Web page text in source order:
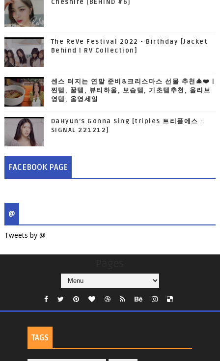
Cheshire [BEHIND #6]
The ReVe Festival 2022 - Birthday [Jacket
Behind I RV Collection]
센스 터지는 연말 준비&크리스마스 선물 추천🎄❤️ |
찐템, 꿀템, 뷰티하울, 보습템, 기초템추천, 올리브
영템, 올영세일
DaHyun’s Gonna Sing [tripleS 트리플에스 :
SIGNAL 221212]
FACEBOOK PAGE
@
Tweets by @
TAGS